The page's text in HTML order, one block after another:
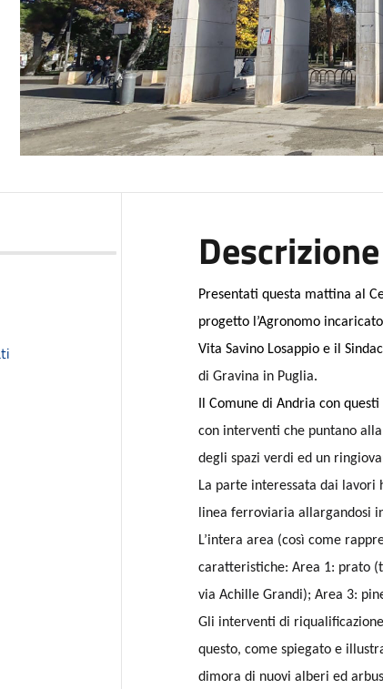
Descrizione
Presentati questa mattina al
progetto l’Agronomo
Vita Savino Losappio e il
di Gravina in Puglia.
Il Comune di Andria con
con interventi che puntano
degli spazi verdi ed un
La parte interessata dai lavori
linea ferroviaria allargandosi
L’intera area (così come
caratteristiche: Area 1: prato
via Achille Grandi); Area 3:
Gli interventi di
questo, come spiegato e
dimora di nuovi alberi ed